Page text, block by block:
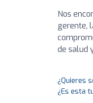
Nos
gerente,
de salud
¿Quieres
¿Es esta